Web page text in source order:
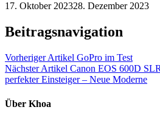
17. Oktober 202328. Dezember 2023
Beitragsnavigation
Vorheriger Artikel GoPro im Test
Nächster Artikel Canon EOS 600D
perfekter Einsteiger – Neue Moderne
Über Khoa